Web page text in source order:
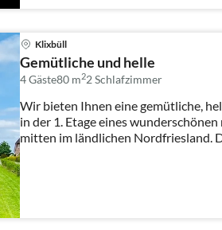
Klixbüll
Gemütliche und helle
4 Gäste80 m22Schlafzimmer
Wir bieten Ihnen eine gemütliche,
in der 1. Etage eines
mitten im ländlichen Nordfriesland.